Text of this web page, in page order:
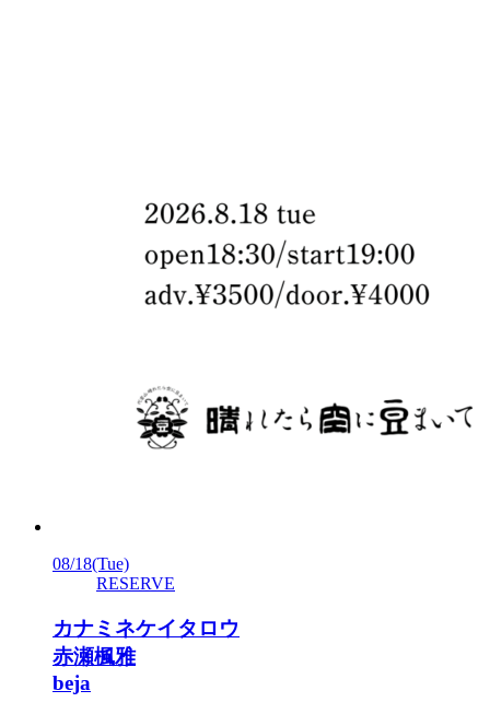
08/18(Tue)
RESERVE
カナミネケイタロウ
赤瀬楓雅
beja